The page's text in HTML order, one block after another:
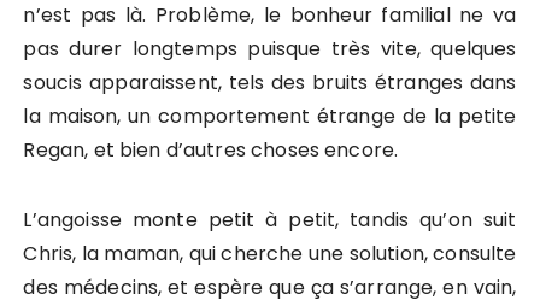
n’est pas là. Problème, le bonheur familial ne va
pas durer longtemps puisque très vite, quelques
soucis apparaissent, tels des bruits étranges dans
la maison, un comportement étrange de la petite
Regan, et bien d’autres choses encore.
L’angoisse monte petit à petit, tandis qu’on suit
Chris, la maman, qui cherche une solution, consulte
des médecins, et espère que ça s’arrange, en vain,